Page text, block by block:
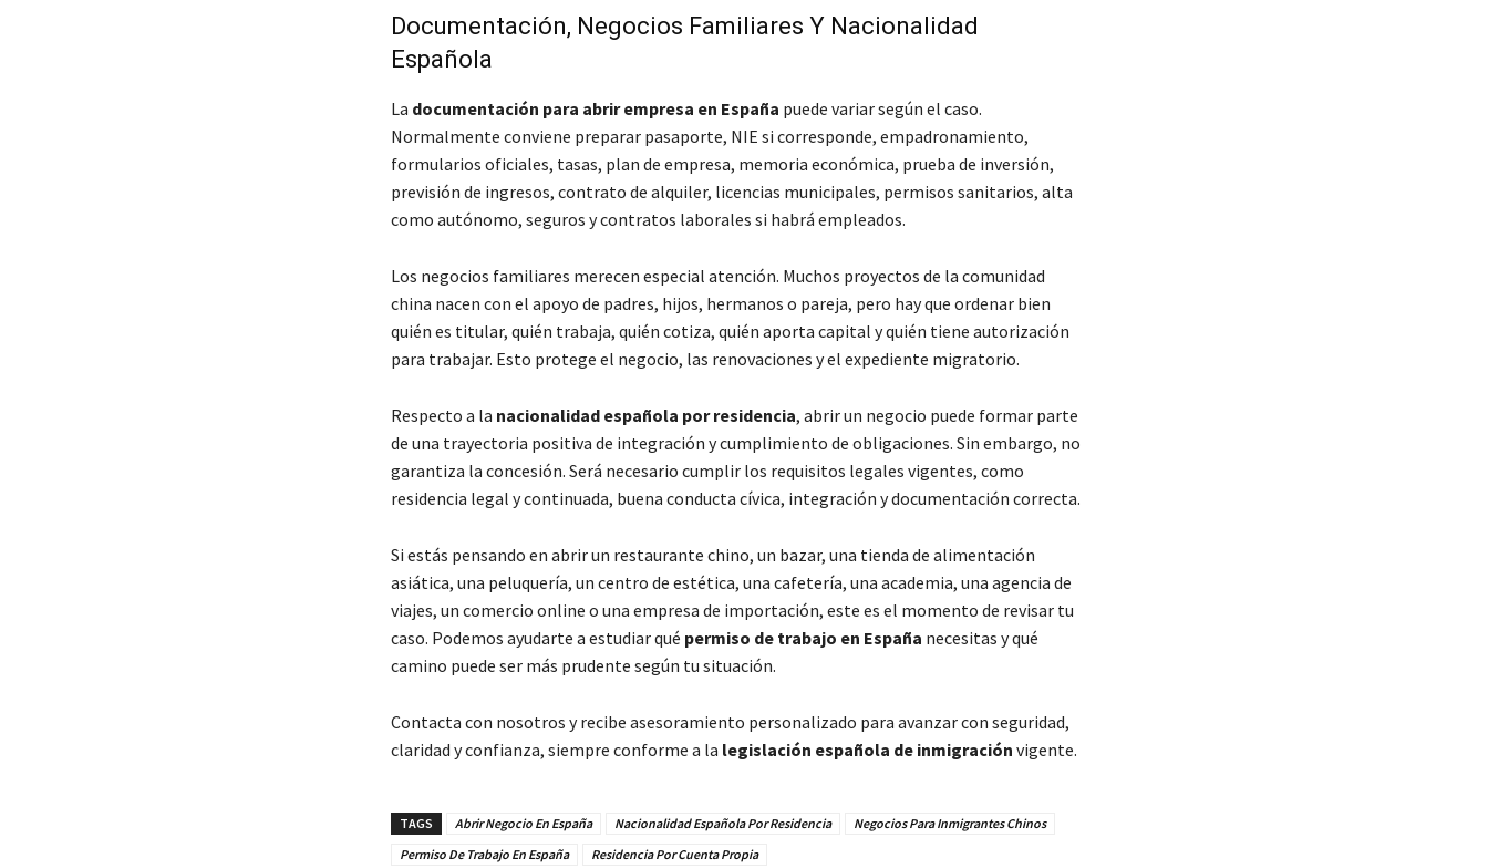
Documentación, Negocios Familiares Y Nacionalidad
Española
La documentación para abrir empresa en España puede variar según el caso.
Normalmente conviene preparar pasaporte, NIE si corresponde, empadronamiento,
formularios oficiales, tasas, plan de empresa, memoria económica, prueba de inversión,
previsión de ingresos, contrato de alquiler, licencias municipales, permisos sanitarios, alta
como autónomo, seguros y contratos laborales si habrá empleados.
Los negocios familiares merecen especial atención. Muchos proyectos de la comunidad
china nacen con el apoyo de padres, hijos, hermanos o pareja, pero hay que ordenar bien
quién es titular, quién trabaja, quién cotiza, quién aporta capital y quién tiene autorización
para trabajar. Esto protege el negocio, las renovaciones y el expediente migratorio.
Respecto a la nacionalidad española por residencia, abrir un negocio puede formar parte
de una trayectoria positiva de integración y cumplimiento de obligaciones. Sin embargo, no
garantiza la concesión. Será necesario cumplir los requisitos legales vigentes, como
residencia legal y continuada, buena conducta cívica, integración y documentación correcta.
Si estás pensando en abrir un restaurante chino, un bazar, una tienda de alimentación
asiática, una peluquería, un centro de estética, una cafetería, una academia, una agencia de
viajes, un comercio online o una empresa de importación, este es el momento de revisar tu
caso. Podemos ayudarte a estudiar qué permiso de trabajo en España necesitas y qué
camino puede ser más prudente según tu situación.
Contacta con nosotros y recibe asesoramiento personalizado para avanzar con seguridad,
claridad y confianza, siempre conforme a la legislación española de inmigración vigente.
TAGS Abrir Negocio En España Nacionalidad Española Por Residencia
Negocios Para Inmigrantes Chinos
Permiso De Trabajo En España
Residencia Por Cuenta Propia